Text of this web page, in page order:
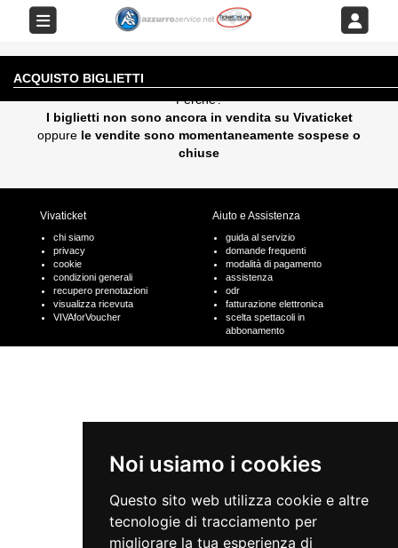
Noi usiamo i cookies
Questo sito web utilizza cookie e altre
tecnologie di tracciamento per
migliorare la tua esperienza di
ACQUISTO BIGLIETTI
EVENTO AL MOMENTO NON DISPONIBILE
Perchè?
I biglietti non sono ancora in vendita su Vivaticket
oppure le vendite sono momentaneamente sospese o
chiuse
Vivaticket
chi siamo
privacy
cookie
condizioni generali
recupero prenotazioni
visualizza ricevuta
VIVAforVoucher
Aiuto e Assistenza
guida al servizio
domande frequenti
modalità di pagamento
assistenza
odr
fatturazione elettronica
scelta spettacoli in
abbonamento